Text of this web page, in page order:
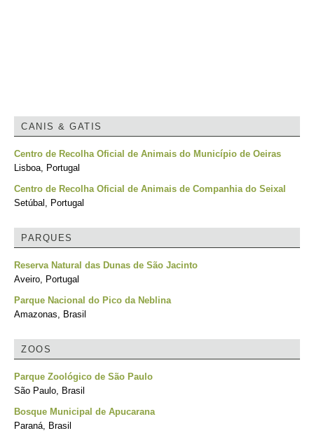
CANIS & GATIS
Centro de Recolha Oficial de Animais do Município de Oeiras
Lisboa, Portugal
Centro de Recolha Oficial de Animais de Companhia do Seixal
Setúbal, Portugal
PARQUES
Reserva Natural das Dunas de São Jacinto
Aveiro, Portugal
Parque Nacional do Pico da Neblina
Amazonas, Brasil
ZOOS
Parque Zoológico de São Paulo
São Paulo, Brasil
Bosque Municipal de Apucarana
Paraná, Brasil